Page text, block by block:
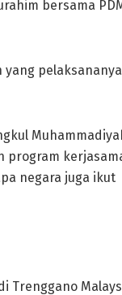
bersama
yang
program
negara juga ikut
Trenggano